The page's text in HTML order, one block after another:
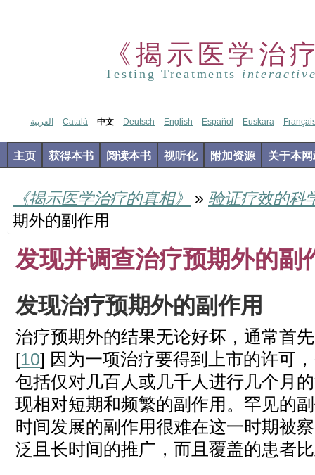
《揭示医学治
Testing Treatments
العربية Català 中文 Deutsch English Español Euskara
主页 获得本书 阅读本书 视听化 附加资源 关于本网
《揭示医学治疗的真相》 » 验证疗效的科
期外的副作用
发现并调查治疗预期外的副
发现治疗预期外的副作用
治疗预期外的结果无论好坏，通常首
[10] 因为一项治疗要得到上市的许可
包括仅对几百人或几千人进行几个月
现相对短期和频繁的副作用。罕见的
时间发展的副作用很难在这一时期被
泛且长时间的推广，而且覆盖的患者